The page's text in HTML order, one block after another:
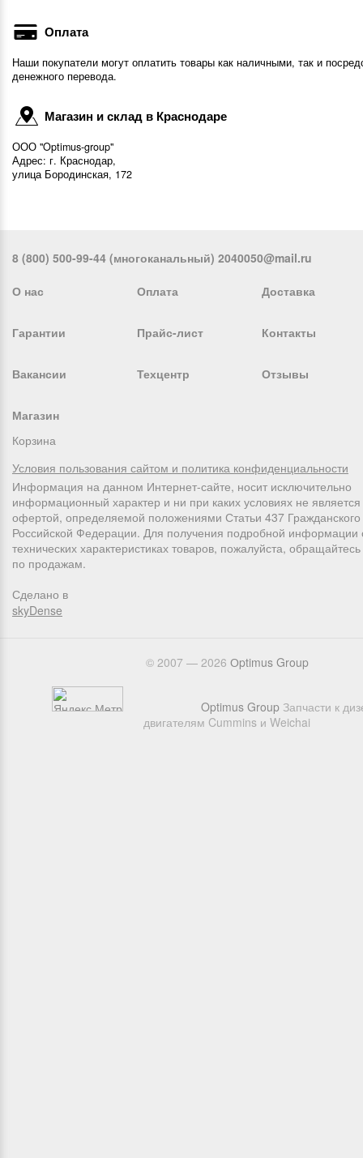
Оплата
Наши покупатели могут оплатить товары как наличными, так и
денежного перевода.
Магазин и склад в Краснодаре
ООО "Optimus-group"
Адрес: г. Краснодар,
улица Бородинская, 172
8 (800) 500-99-44 (многоканальный) 2040050@mail.ru
О нас Оплата Доставка
Гарантии Прайс-лист Контакты
Вакансии Техцентр Отзывы
Магазин
Корзина
Условия пользования сайтом и политика конфиденциальности
Информация на данном Интернет-сайте, носит исключительно
информационный характер и ни при каких условиях не
офертой, определяемой положениями Статьи 437 Гражданского
Российской Федерации. Для получения подробной информации
технических характеристиках товаров, пожалуйста,
по продажам.
Сделано в
skyDense
© 2007 — 2026 Оptimus Group
Optimus Group Запчасти к
двигателям Cummins и Weichai